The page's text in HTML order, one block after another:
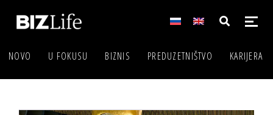
NOVO U FOKUSU BIZNIS PREDUZETNIŠTVO KARIJERA